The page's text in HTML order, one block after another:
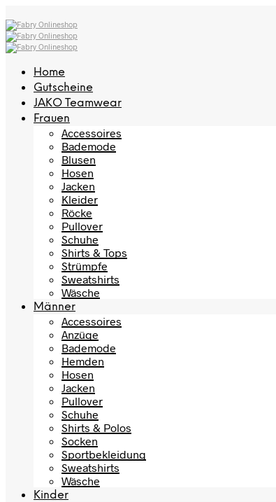
Home
Gutscheine
JAKO Teamwear
Frauen
Accessoires
Bademode
Blusen
Hosen
Jacken
Kleider
Röcke
Pullover
Schuhe
Shirts & Tops
Strümpfe
Sweatshirts
Wäsche
Männer
Accessoires
Anzüge
Bademode
Hemden
Hosen
Jacken
Pullover
Schuhe
Shirts & Polos
Socken
Sportbekleidung
Sweatshirts
Wäsche
Kinder